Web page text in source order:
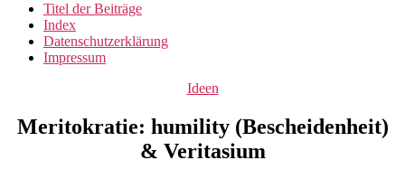
Titel der Beiträge
Index
Datenschutzerklärung
Impressum
Kategorien
Ideen
Meritokratie: humility (Bescheidenheit)
& Veritasium